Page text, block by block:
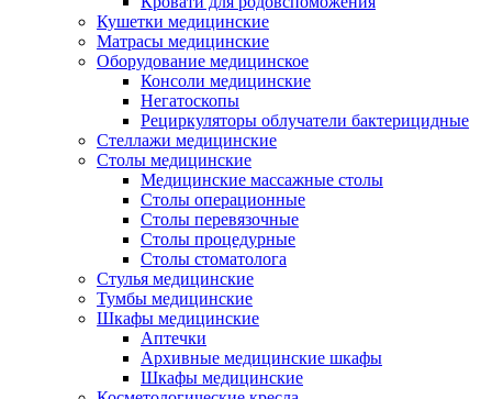
Кушетки медицинские
Матраcы медицинские
Оборудование медицинское
Консоли медицинские
Негатоскопы
Рециркуляторы облучатели бактерицидные
Стеллажи медицинские
Столы медицинские
Медицинские массажные столы
Столы операционные
Столы перевязочные
Столы процедурные
Столы стоматолога
Стулья медицинские
Тумбы медицинские
Шкафы медицинские
Аптечки
Архивные медицинские шкафы
Шкафы медицинские